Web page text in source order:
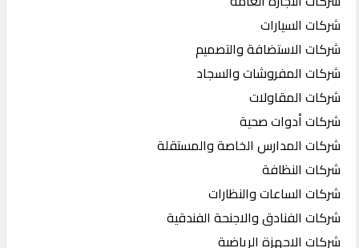
شركات السيارات
شركات الاستضافة والتصميم
شركات المفروشات والسجاد
شركات المقاولات
شركات أدوات صحية
شركات المدارس الخاصة والمستقلة
شركات النظافة
شركات الساعات والنظارات
شركات الفنادق والاجنحة الفندقية
شركات الاجهزة الرياضية